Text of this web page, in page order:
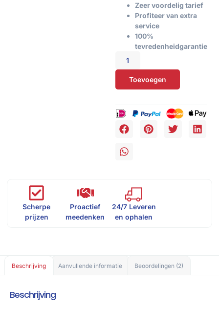
Zeer voordelig tarief
Profiteer van extra
service
100%
tevredenheidgarantie
Toevoegen
Scherpe
prijzen
Proactief
meedenken
24/7 Leveren
en ophalen
Beschrijving Aanvullende informatie Beoordelingen (2)
Beschrijving